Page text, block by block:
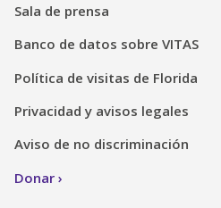
Sala de prensa
Banco de datos sobre VITAS
Política de visitas de Florida
Privacidad y avisos legales
Aviso de no discriminación
Donar